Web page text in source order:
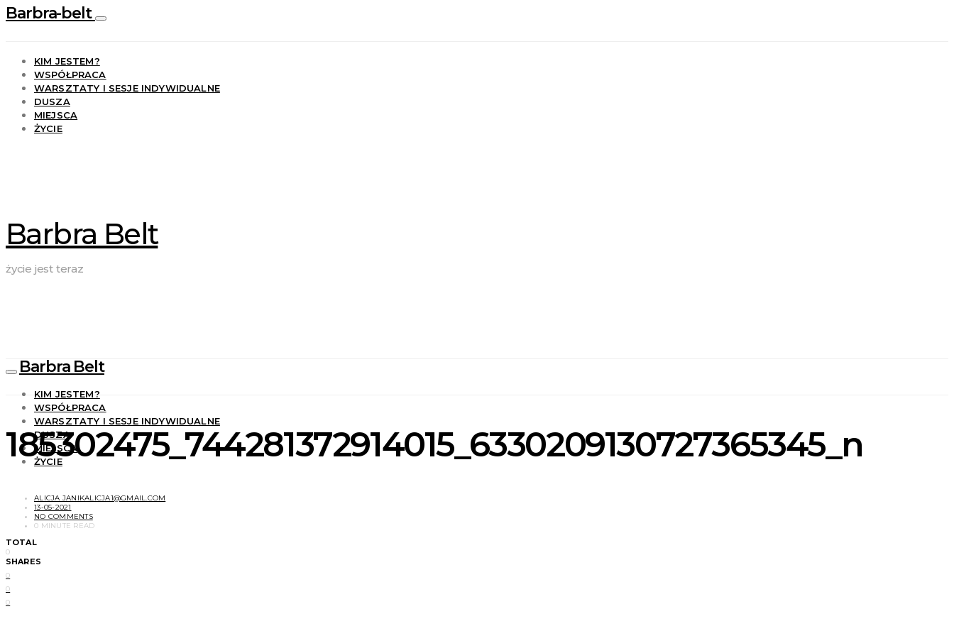
Barbra-belt
KIM JESTEM?
WSPÓŁPRACA
WARSZTATY I SESJE INDYWIDUALNE
DUSZA
MIEJSCA
ŻYCIE
Barbra Belt
życie jest teraz
Barbra Belt
KIM JESTEM?
WSPÓŁPRACA
WARSZTATY I SESJE INDYWIDUALNE
DUSZA
MIEJSCA
ŻYCIE
185302475_744281372914015_6330209130727365345_n
ALICJA JANIKALICJA1@GMAIL.COM
13-05-2021
NO COMMENTS
0 MINUTE READ
TOTAL
0
SHARES
0
0
0